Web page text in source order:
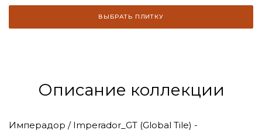
ВЫБРАТЬ ПЛИТКУ
Описание коллекции
Имперадор / Imperador_GT (Global Tile) -